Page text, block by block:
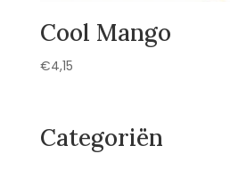
Cool Mango
€4,15
Categoriën